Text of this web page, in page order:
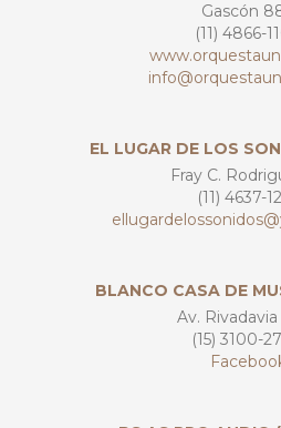
Gascón
(11) 4866-
EL LUGAR DE LOS
Fray C.
(11) 4637-
BLANCO CASA DE
Av. Rivadavia
(15) 3100-